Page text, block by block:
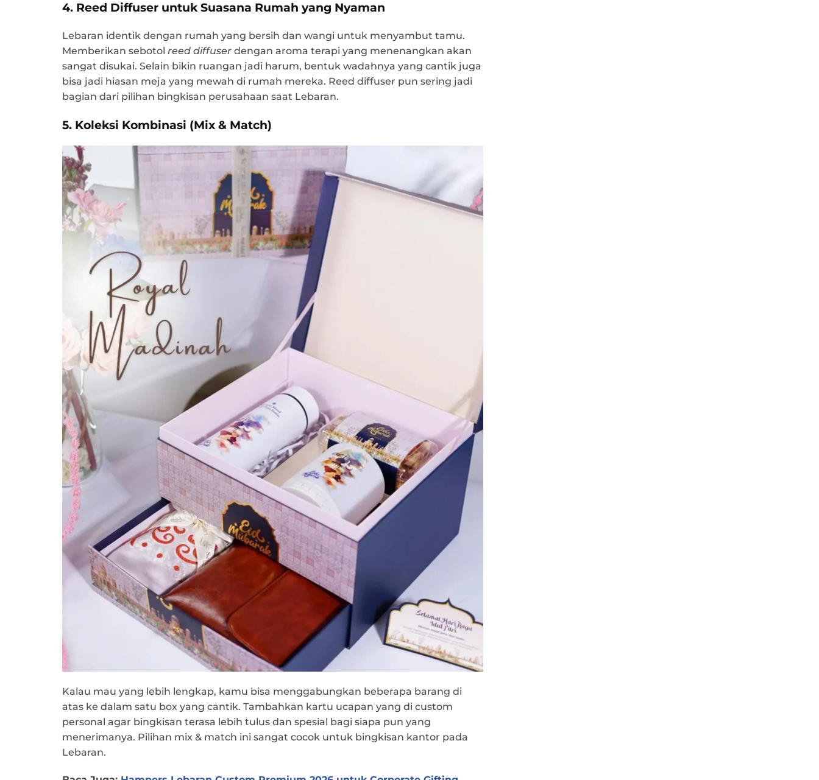
4. Reed Diffuser untuk Suasana Rumah yang Nyaman
Lebaran identik dengan rumah yang bersih dan wangi untuk menyambut tamu.
Memberikan sebotol reed diffuser dengan aroma terapi yang menenangkan akan
sangat disukai. Selain bikin ruangan jadi harum, bentuk wadahnya yang cantik juga
bisa jadi hiasan meja yang mewah di rumah mereka. Reed diffuser pun sering jadi
bagian dari pilihan bingkisan perusahaan saat Lebaran.
5. Koleksi Kombinasi (Mix & Match)
Kalau mau yang lebih lengkap, kamu bisa menggabungkan beberapa barang di
atas ke dalam satu box yang cantik. Tambahkan kartu ucapan yang di custom
personal agar bingkisan terasa lebih tulus dan spesial bagi siapa pun yang
menerimanya. Pilihan mix & match ini sangat cocok untuk bingkisan kantor pada
Lebaran.